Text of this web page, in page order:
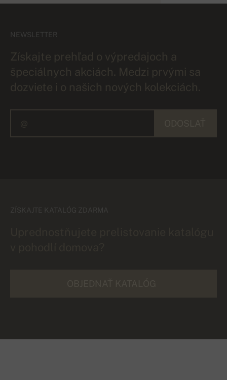
NEWSLETTER
Získajte prehľad o výpredajoch a
špeciálnych akciách. Medzi prvými sa
dozviete i o našich nových kolekciách.
ZÍSKAJTE KATALÓG ZDARMA